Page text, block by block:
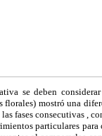
se deben
mostró una
fases consecutivas ,
particulares